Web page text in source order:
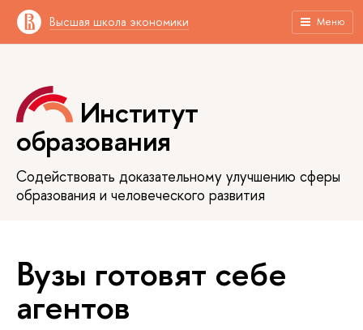
Высшая школа экономики Меню
Институт
образования
Содействовать доказательному улучшению сферы
образования и человеческого развития
Вузы готовят себе
агентов